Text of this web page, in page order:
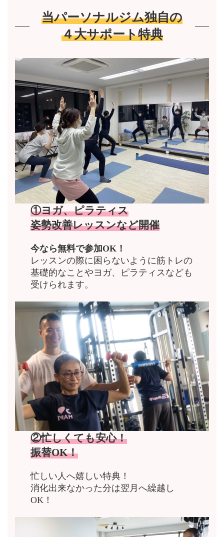
当パーソナルジム独自の
４大サポート特典
①ヨガ、ピラティス
姿勢改善レッスンなど開催
今なら無料で参加OK！
レッスンの際に困らないように筋トレの
基礎的なことやヨガ、ピラティスなども
受けられます。
②忙しくても安心！
振替OK！
忙しい人へ嬉しい特典！
消化出来なかった分は翌月へ繰越し
OK！